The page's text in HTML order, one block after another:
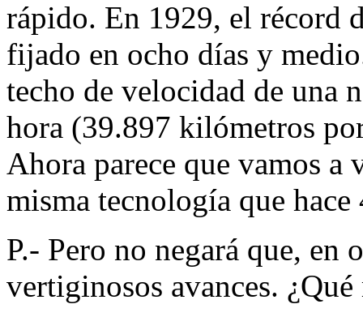
rápido. En 1929, el récord
fijado en ocho días y
techo de velocidad de una
hora (39.897 kilómetros
Ahora parece que vamos a
misma tecnología que hace
P.- Pero no negará que, en
vertiginosos avances.